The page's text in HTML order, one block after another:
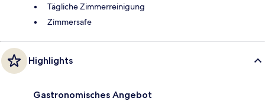
Tägliche Zimmerreinigung
Zimmersafe
Highlights
Gastronomisches Angebot